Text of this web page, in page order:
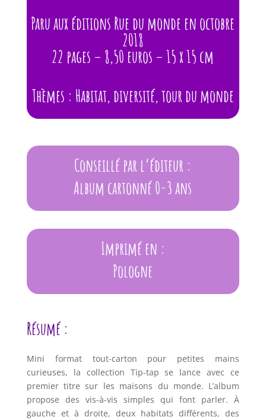
Paru aux éditions Rue du monde en octobre
2018
22 pages – 8,50 euros – 15 x 15 cm
Thèmes : Habitat, diversité, tour du monde
Conseillé par l’éditeur :
Album cartonné 0-3 ans
Imprimé en :
Pologne
Résumé :
Mini format tout-carton pour petites mains
curieuses, la collection Tip-tap se lance avec ce
premier titre sur les maisons du monde. L’album
propose des vis-à-vis simples qui font parler. À
gauche et à droite, deux habitats différents, des